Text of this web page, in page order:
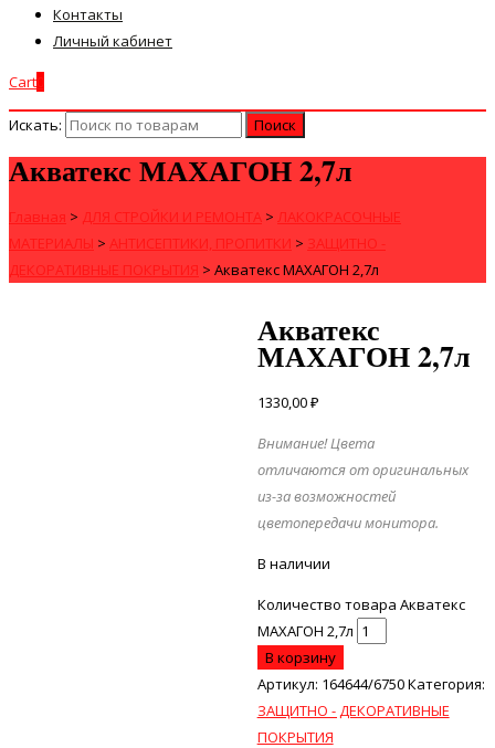
Контакты
Личный кабинет
Cart
Искать:
Акватекс МАХАГОН 2,7л
Главная > ДЛЯ СТРОЙКИ И РЕМОНТА > ЛАКОКРАСОЧНЫЕ
МАТЕРИАЛЫ > АНТИСЕПТИКИ, ПРОПИТКИ > ЗАЩИТНО -
ДЕКОРАТИВНЫЕ ПОКРЫТИЯ > Акватекс МАХАГОН 2,7л
Акватекс
МАХАГОН 2,7л
1330,00₽
Внимание! Цвета
отличаются от оригинальных
из-за возможностей
цветопередачи монитора.
В наличии
Количество товара Акватекс
МАХАГОН 2,7л
В корзину
Артикул: 164644/6750Категория:
ЗАЩИТНО - ДЕКОРАТИВНЫЕ
ПОКРЫТИЯ